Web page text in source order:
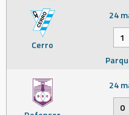
Cerro
24
1
24
0